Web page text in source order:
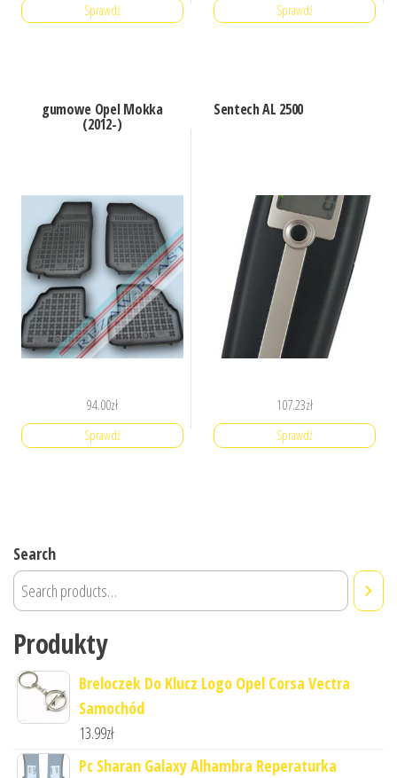
Sprawdź Sprawdź
gumowe Opel Mokka
(2012-)
94.00zł
Sprawdź
Sentech AL 2500
107.23zł
Sprawdź
Search
Produkty
Breloczek Do Klucz Logo Opel Corsa Vectra
Samochód
13.99zł
Pc Sharan Galaxy Alhambra Reperaturka